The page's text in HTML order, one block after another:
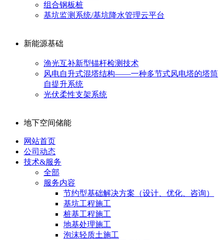
组合钢板桩
基坑监测系统/基坑降水管理云平台
新能源基础
渔光互补新型锚杆检测技术
风电自升式混塔结构——一种多节式风电塔的塔筒
自提升系统
光伏柔性支架系统
地下空间储能
网站首页
公司动态
技术&服务
全部
服务内容
节约型基础解决方案（设计、优化、咨询）
基坑工程施工
桩基工程施工
地基处理施工
泡沫轻质土施工